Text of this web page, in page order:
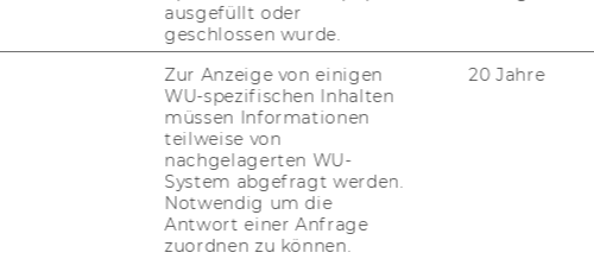
ausgefüllt oder
geschlossen wurde.
Zur Anzeige von einigen
WU-spezifischen Inhalten
müssen Informationen
teilweise von
nachgelagerten WU-
System abgefragt werden.
Notwendig um die
Antwort einer Anfrage
zuordnen zu können.
20 Jahre